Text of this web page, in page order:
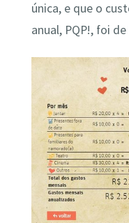
única, e que o
anual, PQP!, foi de